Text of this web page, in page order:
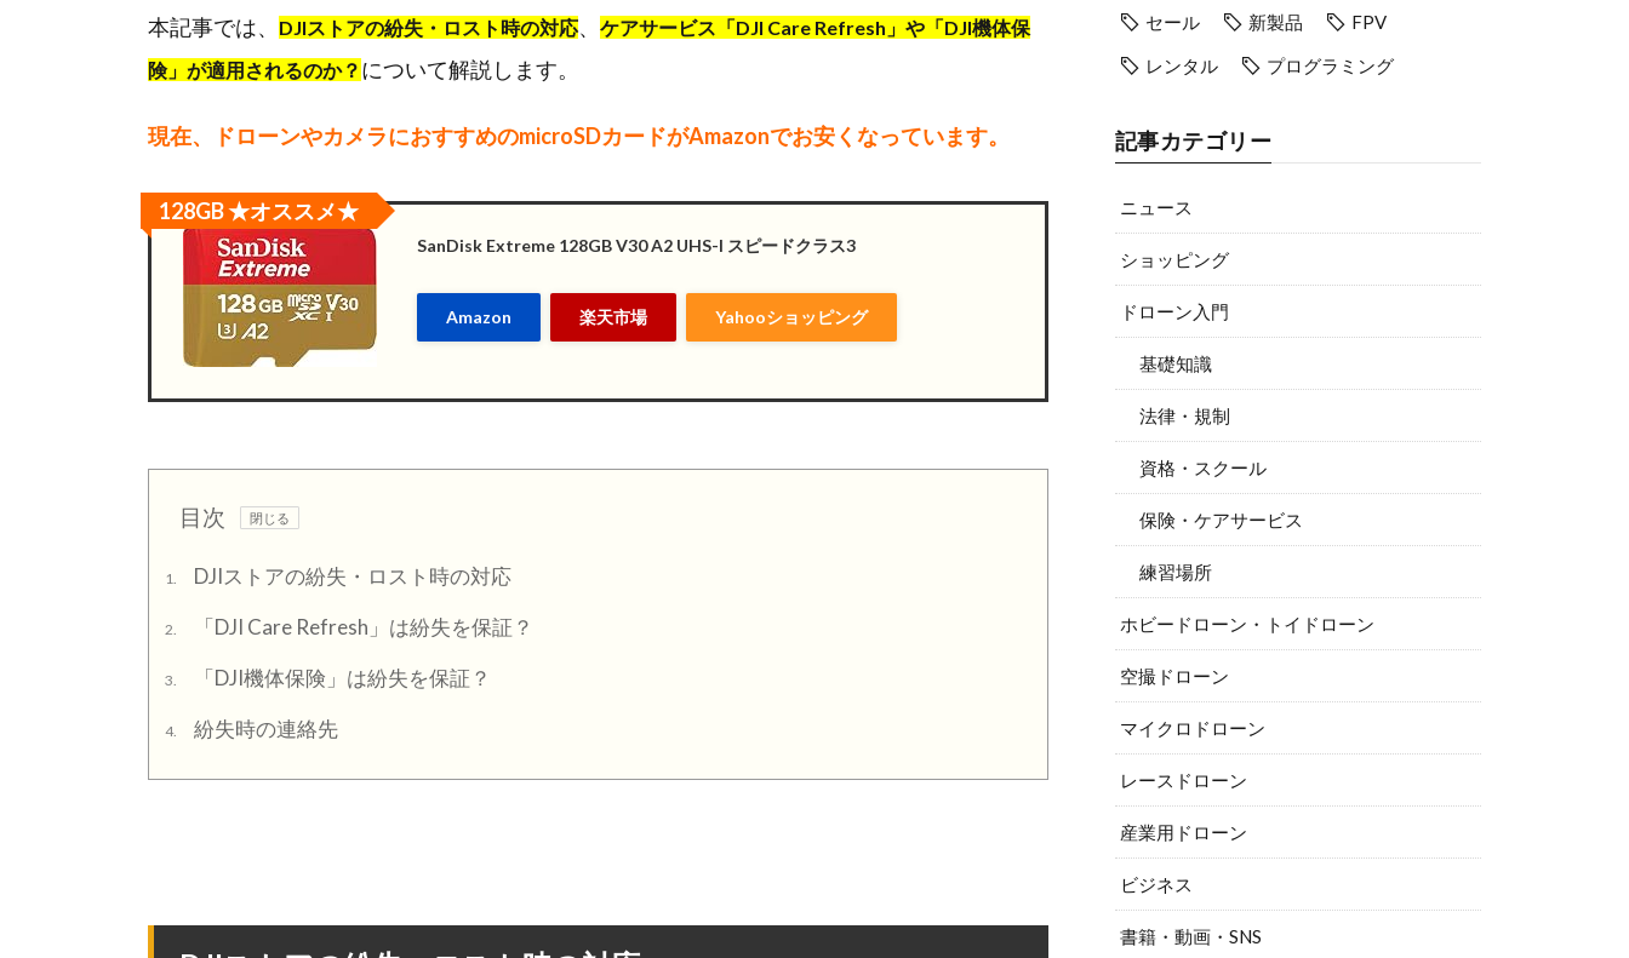
本記事では、 DJIストアの紛失・ロスト時の対応、 ケアサービス「DJI Care Refresh」や「DJI機体保
険」が適用されるのか？ について解説します。
現在、ドローンやカメラにおすすめのmicroSDカードがAmazonでお安くなっています。
SanDisk Extreme 128GB V30 A2 UHS-I スピードクラス3
Amazon 楽天市場 Yahooショッピング
128GB ★オススメ★
目次
1. DJIストアの紛失・ロスト時の対応
2. 「DJI Care Refresh」は紛失を保証？
3. 「DJI機体保険」は紛失を保証？
4. 紛失時の連絡先
セール 新製品
FPV
レンタル
プログラミング
記事カテゴリー
ニュース
ショッピング
ドローン入門
基礎知識
法律・規制
資格・スクール
保険・ケアサービス
練習場所
ホビードローン・トイドローン
空撮ドローン
マイクロドローン
レースドローン
産業用ドローン
ビジネス
書籍・動画・SNS